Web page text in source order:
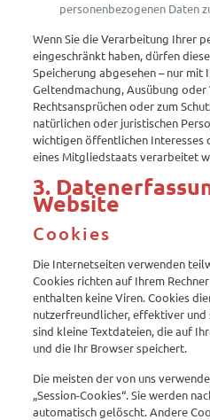
personenbezogenen Daten
Wenn Sie die Verarbeitung Ihrer
eingeschränkt haben, dürfen
Speicherung abgesehen – nur
Geltendmachung, Ausübung
Rechtsansprüchen oder zum
natürlichen oder juristischen
wichtigen öffentlichen Interesses
eines Mitgliedstaats verarbeitet
3.
Website
Cookies
Die Internetseiten verwenden
Cookies richten auf Ihrem
enthalten keine Viren. Cookies
nutzerfreundlicher, effektiver und
sind kleine Textdateien, die auf
und die Ihr Browser speichert.
Die meisten der von uns
„Session-Cookies“. Sie werden
automatisch gelöscht. Andere